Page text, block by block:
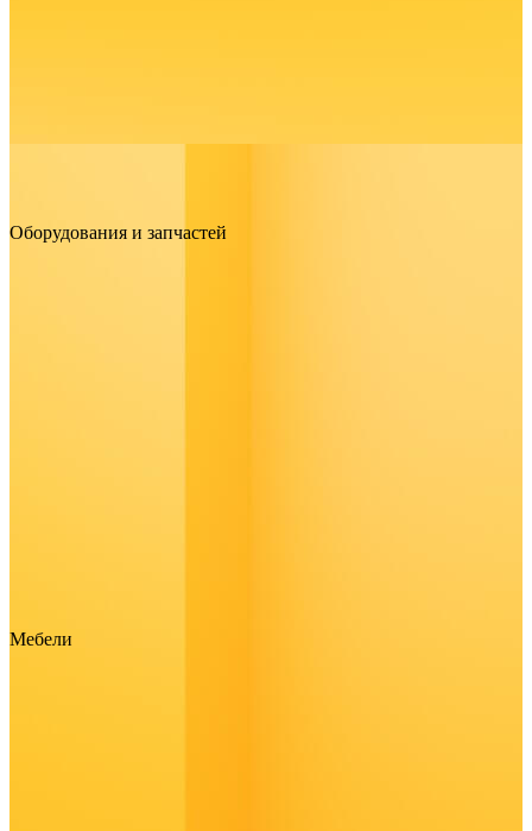
Оборудования и запчастей
Мебели